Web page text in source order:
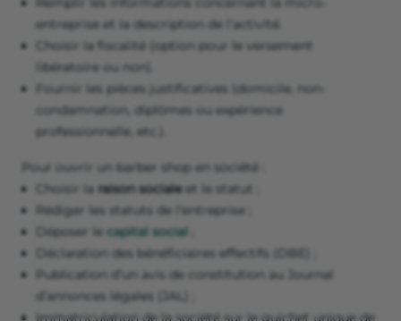
entreprise et la description de l’activité.
Choisir la fiscalité (option pour le versement
libératoire ou non).
Fournir les pièces justificatives (domicile, non-
condamnation, diplômes ou expérience
professionnelle, etc.).
Pour ouvrir un barber shop en société :
Choisir la raison socialeet le statut ;
Rédiger les statuts de l’entreprise ;
Déposer le capital social
Déclaration des bénéficiaires effectifs (DBE) ;
Publication d’un avis de constitution au Journal
d’annonces légales (JAL) ;
Immatriculation de la société sur le guichet unique de